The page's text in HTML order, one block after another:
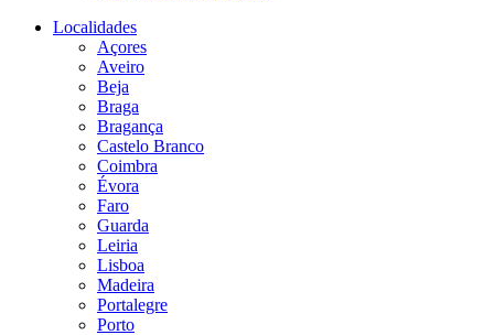
Localidades
Açores
Aveiro
Beja
Braga
Bragança
Castelo Branco
Coimbra
Évora
Faro
Guarda
Leiria
Lisboa
Madeira
Portalegre
Porto